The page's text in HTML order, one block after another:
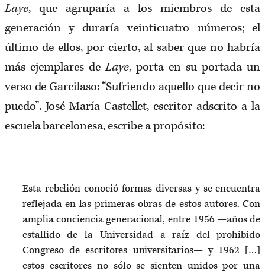
Laye, que agruparía a los miembros de esta
generación y duraría veinticuatro números; el
último de ellos, por cierto, al saber que no habría
más ejemplares deLaye, porta en su portada un
verso de Garcilaso: “Sufriendo aquello que decir no
puedo”. José María Castellet, escritor adscrito a la
escuela barcelonesa, escribe a propósito:
Esta rebelión conoció formas diversas y se encuentra
reflejada en las primeras obras de estos autores. Con
amplia conciencia generacional, entre 1956 —años de
estallido de la Universidad a raíz del prohibido
Congreso de escritores universitarios— y 1962 […]
estos escritores no sólo se sienten unidos por una